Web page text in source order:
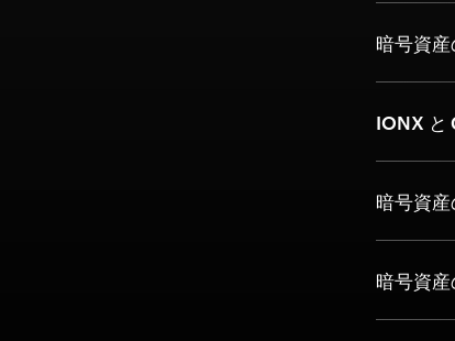
暗号資
IONX と
暗号資
暗号資